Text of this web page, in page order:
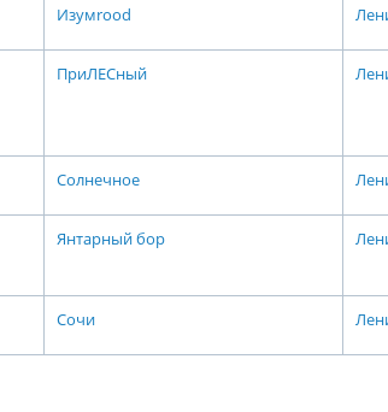
Изумrood
ПриЛЕСный
Солнечное
Янтарный бор
Сочи